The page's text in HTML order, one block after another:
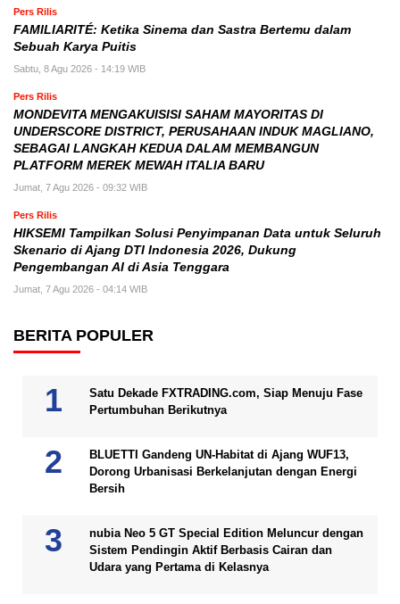
Pers Rilis
FAMILIARITÉ: Ketika Sinema dan Sastra Bertemu dalam
Sebuah Karya Puitis
Sabtu, 8 Agu 2026 - 14:19 WIB
Pers Rilis
MONDEVITA MENGAKUISISI SAHAM MAYORITAS DI
UNDERSCORE DISTRICT, PERUSAHAAN INDUK MAGLIANO,
SEBAGAI LANGKAH KEDUA DALAM MEMBANGUN
PLATFORM MEREK MEWAH ITALIA BARU
Jumat, 7 Agu 2026 - 09:32 WIB
Pers Rilis
HIKSEMI Tampilkan Solusi Penyimpanan Data untuk Seluruh
Skenario di Ajang DTI Indonesia 2026, Dukung
Pengembangan AI di Asia Tenggara
Jumat, 7 Agu 2026 - 04:14 WIB
BERITA POPULER
Satu Dekade FXTRADING.com, Siap Menuju Fase
Pertumbuhan Berikutnya
BLUETTI Gandeng UN-Habitat di Ajang WUF13,
Dorong Urbanisasi Berkelanjutan dengan Energi
Bersih
nubia Neo 5 GT Special Edition Meluncur dengan
Sistem Pendingin Aktif Berbasis Cairan dan
Udara yang Pertama di Kelasnya